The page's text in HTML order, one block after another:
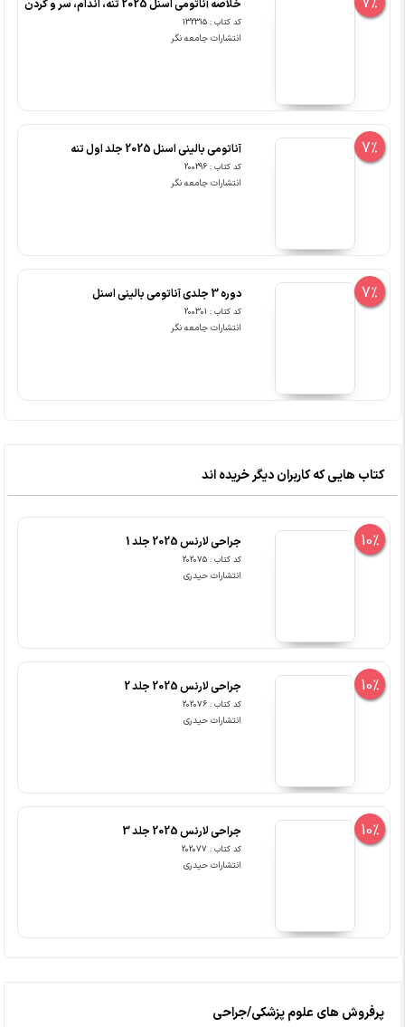
خلاصه آناتومی اسنل 2025 تنه، اندام، سر و گردن
کد کتاب : 132315
انتشارات جامعه نگر
7% آناتومی بالینی اسنل 2025 جلد اول تنه
کد کتاب : 200296
انتشارات جامعه نگر
7% دوره 3 جلدی آناتومی بالینی اسنل
کد کتاب : 200301
انتشارات جامعه نگر
کتاب هایی که کاربران دیگر خریده اند
10% جراحی لارنس 2025 جلد 1
کد کتاب : 202075
انتشارات حیدری
10% جراحی لارنس 2025 جلد 2
کد کتاب : 202076
انتشارات حیدری
10% جراحی لارنس 2025 جلد 3
کد کتاب : 202077
انتشارات حیدری
پرفروش های علوم پزشکی/جراحی